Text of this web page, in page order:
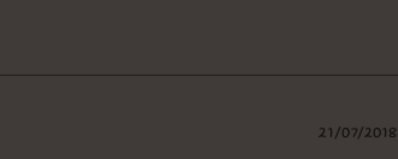
21/07/2018